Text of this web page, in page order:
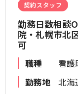
契約スタッフ
勤務日数相談
院・札幌市北
可
職種
看護
勤務地
北海